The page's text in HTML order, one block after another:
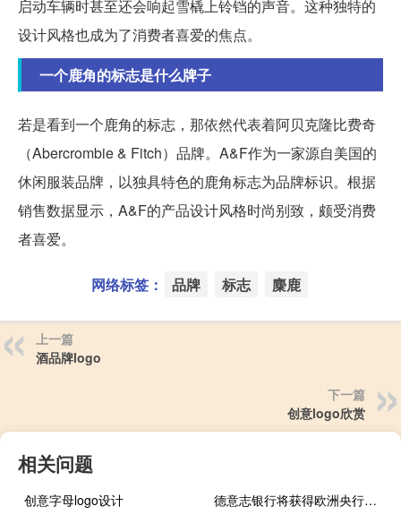
启动车辆时甚至还会响起雪橇上铃铛的声音。这种独特的
设计风格也成为了消费者喜爱的焦点。
一个鹿角的标志是什么牌子
若是看到一个鹿角的标志，那依然代表着阿贝克隆比费奇
（Abercrombie & Fitch）品牌。A&F作为一家源自美国的
休闲服装品牌，以独具特色的鹿角标志为品牌标识。根据
销售数据显示，A&F的产品设计风格时尚别致，颇受消费
者喜爱。
网络标签： 品牌 标志 麋鹿
上一篇
酒品牌logo
下一篇
创意logo欣赏
相关问题
创意字母logo设计
德意志银行将获得欧洲央行提供的杠杆贷款资本减压措施